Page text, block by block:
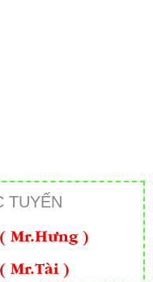
TUYẾN
Mr.Hưng )
Mr.Tài )